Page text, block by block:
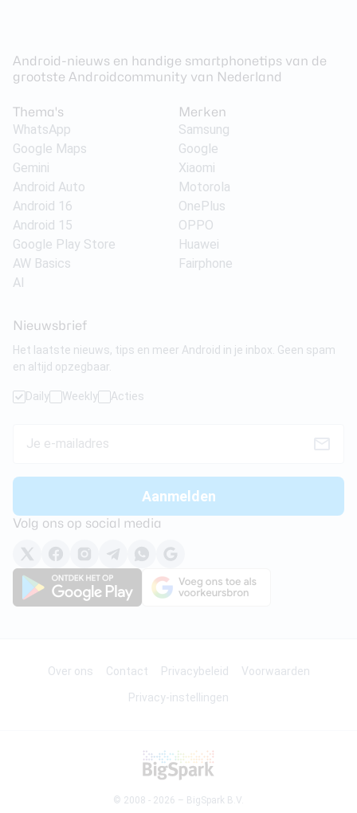
Android-nieuws en handige smartphonetips van de
grootste Androidcommunity van Nederland
Thema's
WhatsApp
Google Maps
Gemini
Android Auto
Android 16
Android 15
Google Play Store
AW Basics
AI
Merken
Samsung
Google
Xiaomi
Motorola
OnePlus
OPPO
Huawei
Fairphone
Nieuwsbrief
Het laatste nieuws, tips en meer Android in je inbox. Geen spam
en altijd opzegbaar.
Daily Weekly Acties
Volg ons op social media
© 2008 - 2026 – BigSpark B.V.
Over ons Contact Privacybeleid Voorwaarden
Privacy-instellingen